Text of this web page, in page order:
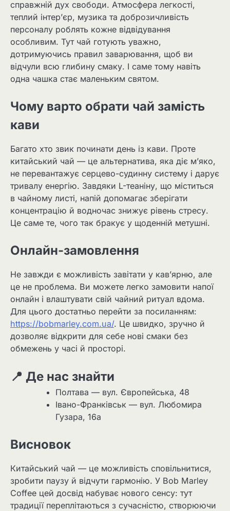
справжній дух свободи. Атмосфера легкості,
теплий інтер’єр, музика та доброзичливість
персоналу роблять кожне відвідування
особливим. Тут чай готують уважно,
дотримуючись правил заварювання, щоб ви
відчули всю глибину смаку. І саме тому навіть
одна чашка стає маленьким святом.
Чому варто обрати чай замість
кави
Багато хто звик починати день із кави. Проте
китайський чай — це альтернатива, яка діє м’яко,
не перевантажує серцево-судинну систему і дарує
тривалу енергію. Завдяки L-теаніну, що міститься
в чайному листі, напій допомагає зберігати
концентрацію й водночас знижує рівень стресу.
Це саме те, чого так бракує у щоденній метушні.
Онлайн-замовлення
Не завжди є можливість завітати у кав’ярню, але
це не проблема. Ви можете легко замовити напої
онлайн і влаштувати свій чайний ритуал вдома.
Для цього достатньо перейти за посиланням:
https://bobmarley.com.ua/. Це швидко, зручно й
дозволяє відкрити для себе нові смаки без
обмежень у часі й просторі.
📍 Де нас знайти
Полтава — вул. Європейська, 48
Івано-Франківськ — вул. Любомира
Гузара, 16а
Висновок
Китайський чай — це можливість сповільнитися,
зробити паузу й відчути гармонію. У Bob Marley
Coffee цей досвід набуває нового сенсу: тут
традиції переплітаються з сучасністю, створюючи